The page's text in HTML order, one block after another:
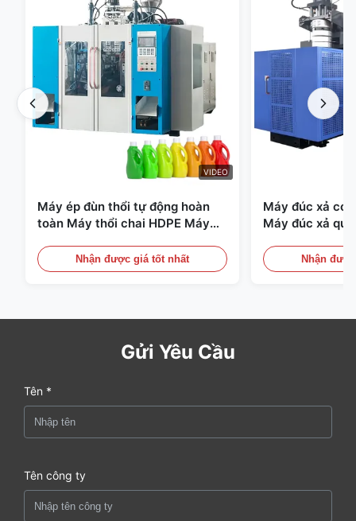
VIDEO
Máy ép đùn thổi tự động hoàn
toàn Máy thổi chai HDPE Máy
Nhận được giá tốt nhất
Máy đúc xả có
Máy đúc xả
Nhận
Gửi Yêu Cầu
Tên *
Tên công ty